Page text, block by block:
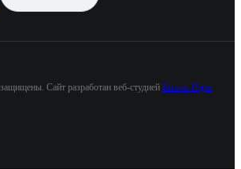
Сайт разработан веб-студией Бизнес Идея